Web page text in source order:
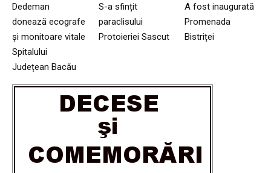
Dedeman
donează ecografe
și monitoare vitale
Spitalului
Județean Bacău
S-a sfințit
paraclisului
Protoieriei Sascut
A fost inaugurată
Promenada
Bistriței